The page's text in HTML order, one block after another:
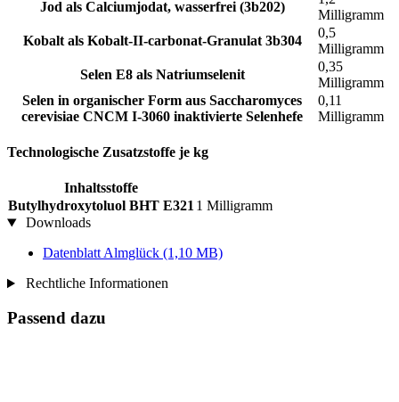
Jod als Calciumjodat, wasserfrei (3b202)
Milligramm
Kobalt als Kobalt-II-carbonat-Granulat 3b304
0,5
Milligramm
Selen E8 als Natriumselenit
0,35
Milligramm
Selen in organischer Form aus Saccharomyces
cerevisiae CNCM I-3060 inaktivierte Selenhefe
0,11
Milligramm
Technologische Zusatzstoffe je kg
Inhaltsstoffe
Butylhydroxytoluol BHT E321 1 Milligramm
Downloads
Datenblatt Almglück (1,10 MB)
Rechtliche Informationen
Passend dazu